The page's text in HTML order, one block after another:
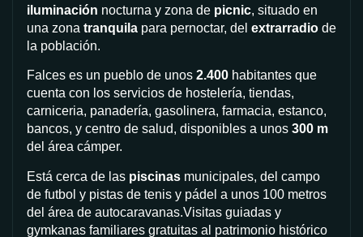
iluminación nocturna y zona de picnic, situado en
una zona tranquila para pernoctar, del extrarradio de
la población.
Falces es un pueblo de unos 2.400 habitantes que
cuenta con los servicios de hostelería, tiendas,
carniceria, panadería, gasolinera, farmacia, estanco,
bancos, y centro de salud, disponibles a unos 300 m
del área cámper.
Está cerca de las piscinas municipales, del campo
de futbol y pistas de tenis y pádel a unos 100 metros
del área de autocaravanas.Visitas guiadas y
gymkanas familiares gratuitas al patrimonio histórico